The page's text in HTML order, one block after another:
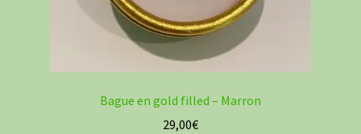
Bague en gold filled – Marron
29,00€